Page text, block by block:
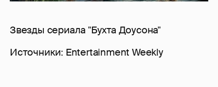
Звезды сериала "Бухта Доусона"
Источники: Entertainment Weekly